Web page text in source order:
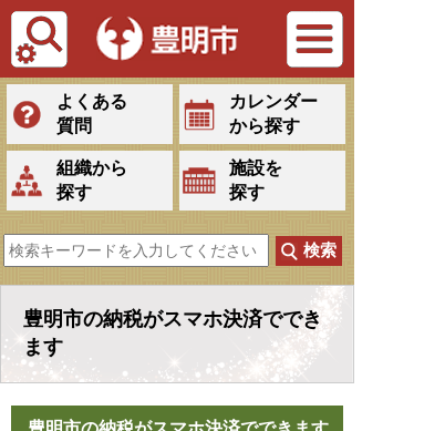
Tiếng Việt
よくある
質問
カレンダー
から探す
組織から
探す
施設を
探す
豊明市の納税がスマホ決済ででき
ます